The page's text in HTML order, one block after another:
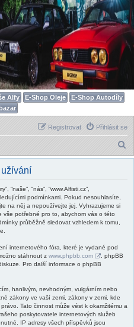
Alfy E-Shop Oleje
E-Shop Autodíly
Přihlásit se
Registrovat
l
“naše”, “nás”, “www.Alfisti.cz”,
podmínkami. Pokud nesouhlasíte,
na něj a nepoužívejte jej. Vyhrazujeme si
vše potřebné pro to, abychom vás o této
průběžně sledovat vzhledem k tomu,
internetového fóra, které je vydané pod
stáhnout z www.phpbb.com
. phpBB
Pro další informace o phpBB
hanlivým, nevhodným, vulgárním nebo
zákony ve vaší zemi, zákony v zemi, kde
Tato činnost může vést k okamžitému a
poskytovatele internetových služeb
IP adresy všech příspěvků jsou